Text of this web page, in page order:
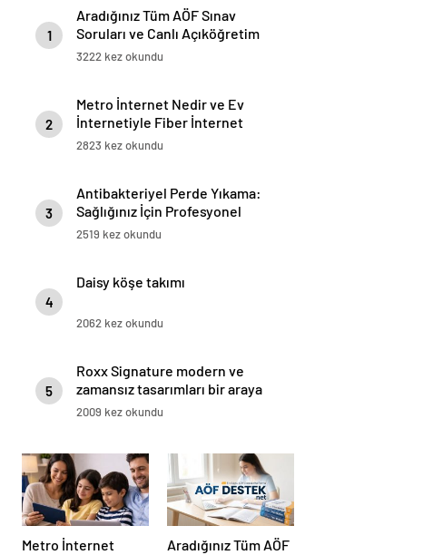
1
Aradığınız Tüm AÖF Sınav
Soruları ve Canlı Açıköğretim
Forumu Burada
3222 kez okundu
2
Metro İnternet Nedir ve Ev
İnternetiyle Fiber İnternet
Arasındaki Farklar
2823 kez okundu
3
Antibakteriyel Perde Yıkama:
Sağlığınız İçin Profesyonel
Çözümler
2519 kez okundu
4
Daisy köşe takımı
2062 kez okundu
5
Roxx Signature modern ve
zamansız tasarımları bir araya
getiriyor
2009 kez okundu
Metro İnternet
Aradığınız Tüm AÖF